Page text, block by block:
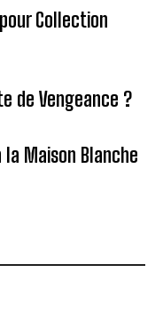
Collection
de Vengeance ?
Maison Blanche